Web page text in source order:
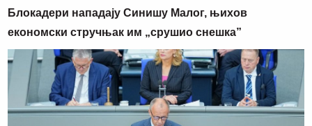
Блокадери нападају Синишу Малог, њихов
економски стручњак им „срушио снешка”